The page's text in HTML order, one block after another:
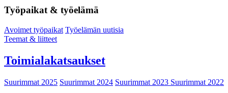
Työpaikat & työelämä
Avoimet työpaikat Työelämän uutisia
Teemat & liitteet
Toimialakatsaukset
Suurimmat 2025 Suurimmat 2024 Suurimmat 2023 Suurimmat 2022